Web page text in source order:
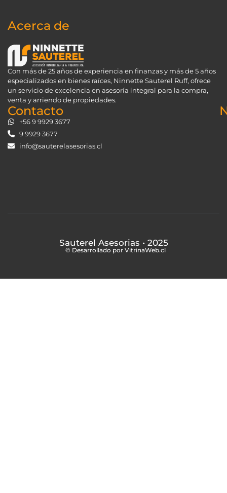
Acerca de
Con más de 25 años de experiencia en finanzas y más de 5 años
especializados en bienes raíces, Ninnette Sauterel Ruff, ofrece
un servicio de excelencia en asesoría integral para la compra,
venta y arriendo de propiedades.
Contacto
+56 9 9929 3677
9 9929 3677
info@sauterelasesorias.cl
Sauterel Asesorias • 2025
© Desarrollado por VitrinaWeb.cl